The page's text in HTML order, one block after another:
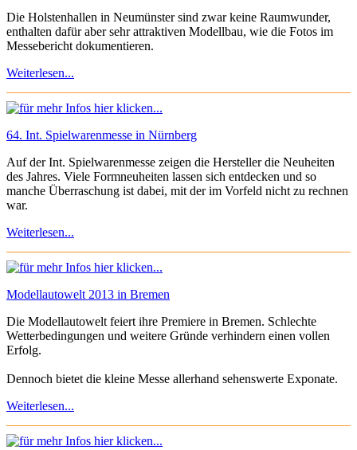
Die Holstenhallen in Neumünster sind zwar keine Raumwunder,
enthalten dafür aber sehr attraktiven Modellbau, wie die Fotos im
Messebericht dokumentieren.
Weiterlesen...
64. Int. Spielwarenmesse in Nürnberg
Auf der Int. Spielwarenmesse zeigen die Hersteller die Neuheiten
des Jahres. Viele Formneuheiten lassen sich entdecken und so
manche Überraschung ist dabei, mit der im Vorfeld nicht zu rechnen
war.
Weiterlesen...
Modellautowelt 2013 in Bremen
Die Modellautowelt feiert ihre Premiere in Bremen. Schlechte
Wetterbedingungen und weitere Gründe verhindern einen vollen
Erfolg.
Dennoch bietet die kleine Messe allerhand sehenswerte Exponate.
Weiterlesen...